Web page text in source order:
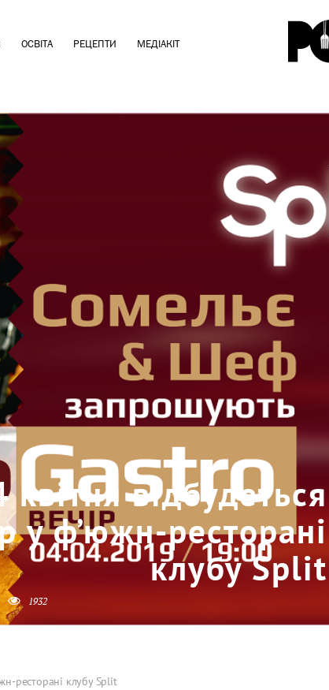
ОСВІТА РЕЦЕПТИ МЕДІАКІТ
відбудеться
у ф’южн-ресторані
клубу Split
1932
ресторані клубу Split